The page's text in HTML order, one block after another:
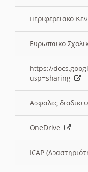
Περιφερειακο
Ευρωπαικο
https://
usp=sharing
Ασφαλες
OneDrive
ICAP